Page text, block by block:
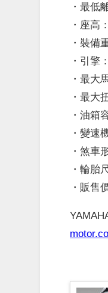
・最低
・座高
・裝備
・引擎
・最大
・最大
・油箱
・變速
・煞車
・輪胎
・販售